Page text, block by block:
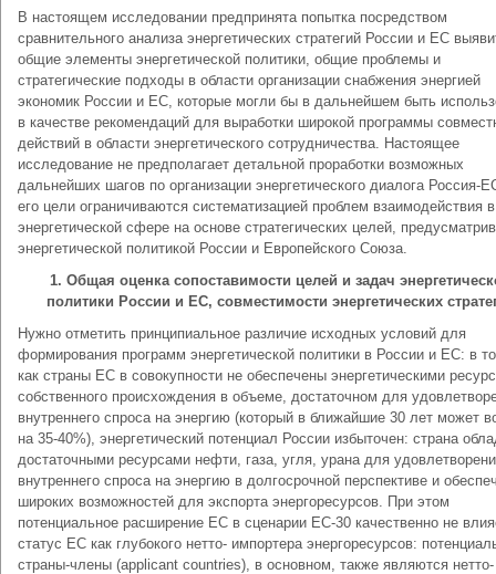
В настоящем исследовании предпринята попытка посредством
сравнительного анализа энергетических стратегий России и ЕС
общие элементы энергетической политики, общие проблемы и
стратегические подходы в области организации снабжения энергией
экономик России и ЕС, которые могли бы в дальнейшем быть
в качестве рекомендаций для выработки широкой программы
действий в области энергетического сотрудничества. Настоящее
исследование не предполагает детальной проработки возможных
дальнейших шагов по организации энергетического диалога Россия-
его цели ограничиваются систематизацией проблем взаимодействия в
энергетической сфере на основе стратегических целей,
энергетической политикой России и Европейского Союза.
1. Общая оценка сопоставимости целей и задач
политики России и ЕС, совместимости энергетических
Нужно отметить принципиальное различие исходных условий для
формирования программ энергетической политики в России и ЕС: в
как страны ЕС в совокупности не обеспечены энергетическими
собственного происхождения в объеме, достаточном для
внутреннего спроса на энергию (который в ближайшие 30 лет может
на 35-40%), энергетический потенциал России избыточен: страна
достаточными ресурсами нефти, газа, угля, урана для
внутреннего спроса на энергию в долгосрочной перспективе и
широких возможностей для экспорта энергоресурсов. При этом
потенциальное расширение ЕС в сценарии ЕС-30 качественно не
статус ЕС как глубокого нетто- импортера энергоресурсов:
страны-члены (applicant countries), в основном, также являются нетто-